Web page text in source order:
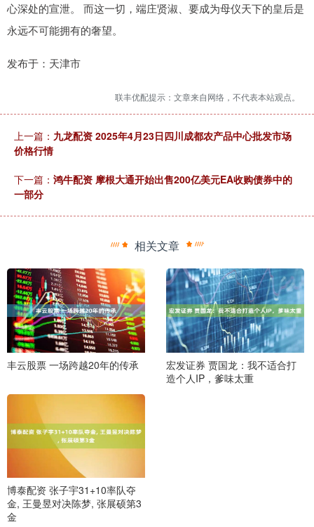
心深处的宣泄。 而这一切，端庄贤淑、要成为母仪天下的皇后是
永远不可能拥有的奢望。
发布于：天津市
联丰优配提示：文章来自网络，不代表本站观点。
上一篇： 九龙配资 2025年4月23日四川成都农产品中心批发市场
价格行情
下一篇： 鸿牛配资 摩根大通开始出售200亿美元EA收购债券中的
一部分
相关文章
丰云股票 一场跨越20年的传承
宏发证券 贾国龙：我不适合打
造个人IP，爹味太重
博泰配资 张子宇31+10率队夺
金, 王曼昱对决陈梦, 张展硕第3
金